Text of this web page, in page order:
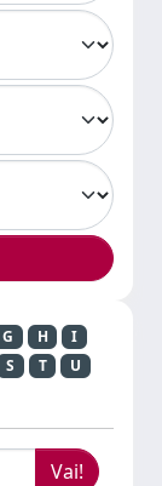
G H
I
S T
U